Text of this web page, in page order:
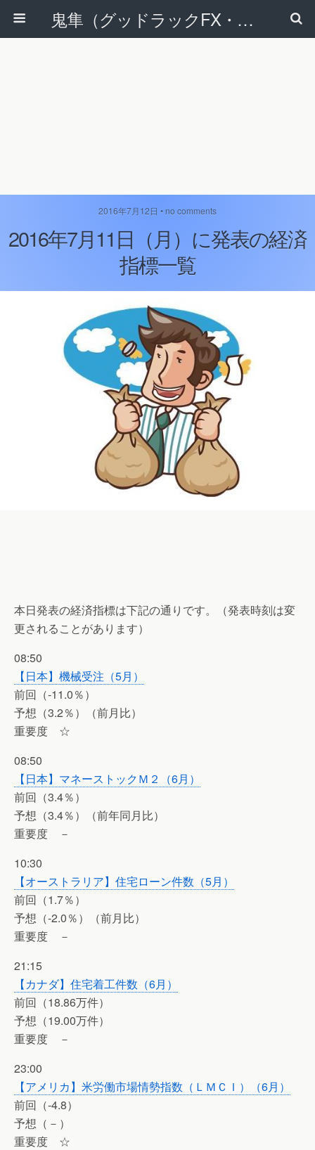
鬼隼（グッドラックFX・改）
2016年7月12日 • no comments
2016年7月11日（月）に発表の経済
指標一覧
本日発表の経済指標は下記の通りです。（発表時刻は変
更されることがあります）
08:50
【日本】機械受注（5月）
前回（-11.0％）
予想（3.2％）（前月比）
重要度 ☆
08:50
【日本】マネーストックＭ２（6月）
前回（3.4％）
予想（3.4％）（前年同月比）
重要度 －
10:30
【オーストラリア】住宅ローン件数（5月）
前回（1.7％）
予想（-2.0％）（前月比）
重要度 －
21:15
【カナダ】住宅着工件数（6月）
前回（18.86万件）
予想（19.00万件）
重要度 －
23:00
【アメリカ】米労働市場情勢指数（ＬＭＣＩ）（6月）
前回（-4.8）
予想（－）
重要度 ☆